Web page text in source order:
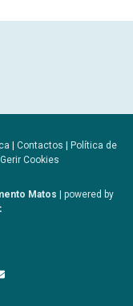
Contactos
Política de
Gerir Cookies
Matos | powered by